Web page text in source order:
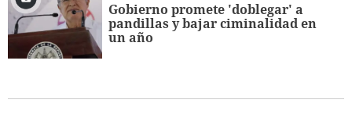
Gobierno promete 'doblegar' a
pandillas y bajar ciminalidad en
un año